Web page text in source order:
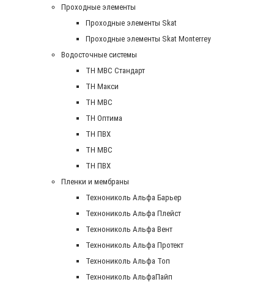
Проходные элементы
Проходные элементы Skat
Проходные элементы Skat Monterrey
Водосточные системы
TH MBC Стандарт
TH Макси
TH МВС
TH Оптима
TH ПВХ
ТН МВС
ТН ПВХ
Пленки и мембраны
Технониколь Альфа Барьер
Технониколь Альфа Плейст
Технониколь Альфа Вент
Технониколь Альфа Протект
Технониколь Альфа Топ
Технониколь АльфаПайп